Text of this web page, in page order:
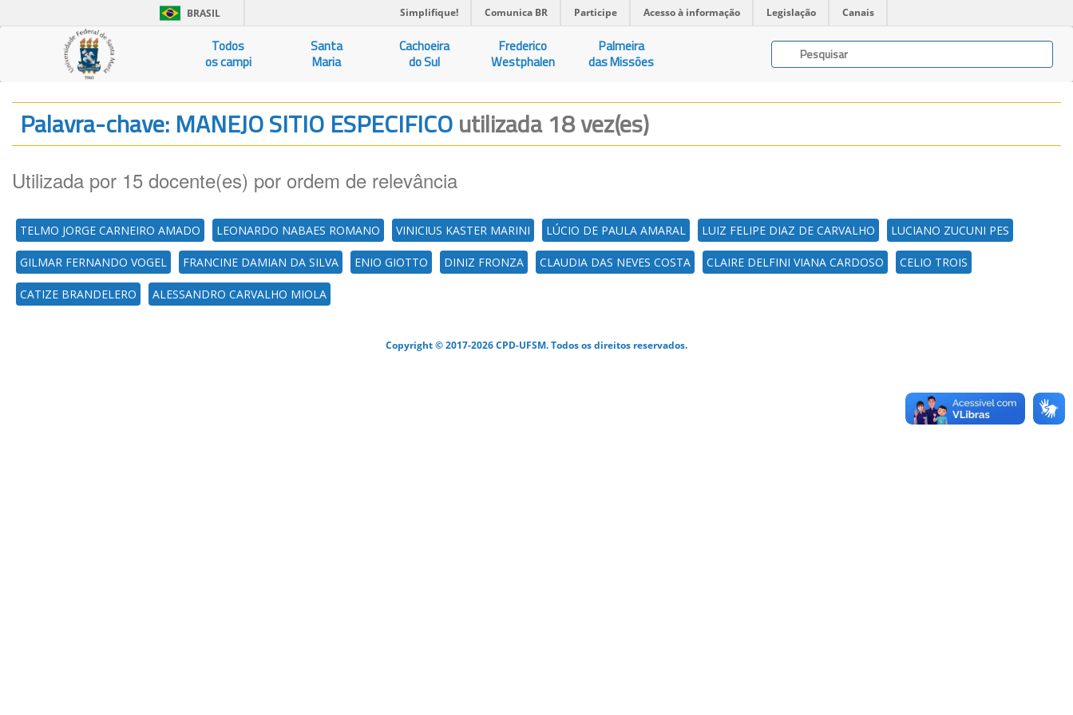
BRASIL Simplifique! Comunica BR Participe Acesso à informação Legislação Canais
Todos
os campi
Santa
Maria
Cachoeira
do Sul
Frederico
Westphalen
Palmeira
das Missões
Palavra-chave: MANEJO SITIO ESPECIFICOutilizada 18 vez(es)
Utilizada por 15 docente(es) por ordem de relevância
TELMO JORGE CARNEIRO AMADO LEONARDO NABAES ROMANO VINICIUS KASTER MARINI LÚCIO DE PAULA AMARAL LUIZ FELIPE DIAZ DE CARVALHO LUCIANO ZUCUNI PES
GILMAR FERNANDO VOGEL FRANCINE DAMIAN DA SILVA ENIO GIOTTO DINIZ FRONZA CLAUDIA DAS NEVES COSTA CLAIRE DELFINI VIANA CARDOSO CELIO TROIS
CATIZE BRANDELERO ALESSANDRO CARVALHO MIOLA
Copyright © 2017-2026 CPD-UFSM. Todos os direitos reservados.